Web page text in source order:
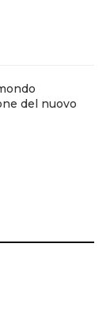
del nuovo